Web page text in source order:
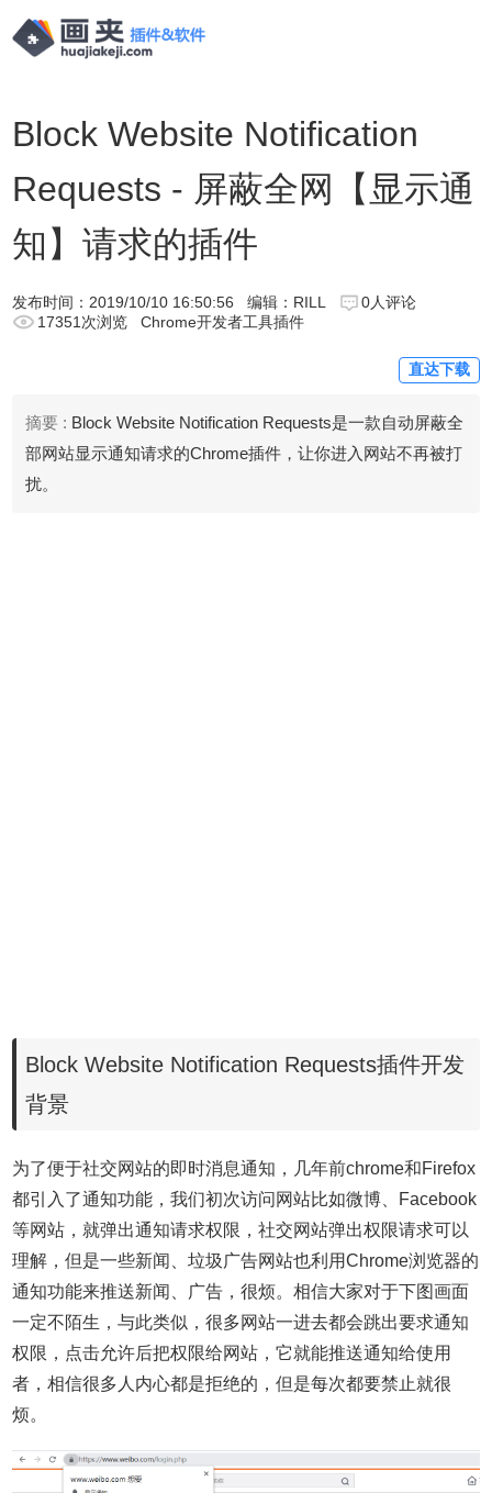
Block Website Notification
Requests - 屏蔽全网【显示通
知】请求的插件
发布时间： 2019/10/10 16:50:56 编辑：RILL
0人评论
17351次浏览
Chrome开发者工具插件
直达下载
摘要 : Block Website Notification Requests是一款自动屏蔽全
部网站显示通知请求的Chrome插件，让你进入网站不再被打
扰。
Block Website Notification Requests插件开发
背景
为了便于社交网站的即时消息通知，几年前chrome和Firefox
都引入了通知功能，我们初次访问网站比如微博、Facebook
等网站，就弹出通知请求权限，社交网站弹出权限请求可以
理解，但是一些新闻、垃圾广告网站也利用Chrome浏览器的
通知功能来推送新闻、广告，很烦。相信大家对于下图画面
一定不陌生，与此类似，很多网站一进去都会跳出要求通知
权限，点击允许后把权限给网站，它就能推送通知给使用
者，相信很多人内心都是拒绝的，但是每次都要禁止就很
烦。